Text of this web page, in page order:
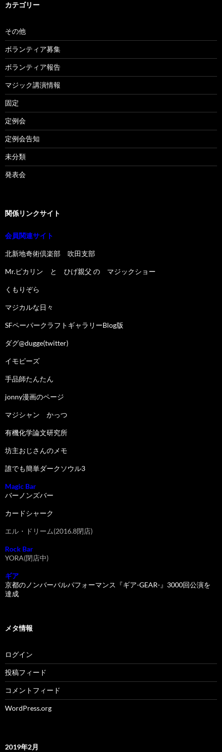
カテゴリー
その他
ボランティア募集
ボランティア報告
マジック講演情報
固定
定例会
定例会告知
未分類
発表会
関係リンクサイト
会員関連サイト
北新地奇術倶楽部 吹田支部
Mr.ピカリン と ひげ親父 の マジックショー
くもりぞら
マジカルな日々
SFペーパークラフトギャラリーBlog版
ダグ@dugge(twitter)
イモピーズ
手品師たんたん
jonny漫画のページ
マジシャン かっつ
有機化学論文研究所
坊主おじさんのメモ
誰でも簡単ダークソウル3
Magic Bar
バーノンズバー
カードシャーク
エル・ドリーム(2016.8閉店)
Rock Bar
YORA(閉店中)
ギア
京都のノンバーバルパフォーマンス『ギア-GEAR-』3000回公演を
達成
メタ情報
ログイン
投稿フィード
コメントフィード
WordPress.org
2019年2月